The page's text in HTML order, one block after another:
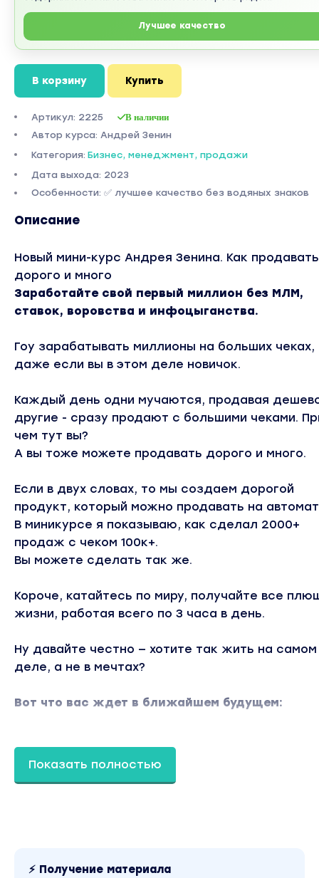
Лучшее качество
В корзину Купить
Артикул: 2225 В наличии
Автор курса: Андрей Зенин
Категория: Бизнес, менеджмент, продажи
Дата выхода: 2023
Особенности: ✅ лучшее качество без водяных знаков
Описание
Новый мини-курс Андрея Зенина. Как продавать
дорого и много
Заработайте свой первый миллион без МЛМ,
ставок, воровства и инфоцыганства.
Гоу зарабатывать миллионы на больших чеках,
даже если вы в этом деле новичок.
Каждый день одни мучаются, продавая
другие - сразу продают с большими чеками.
чем тут вы?
А вы тоже можете продавать дорого и много.
Если в двух словах, то мы создаем дорогой
продукт, который можно продавать на
В миникурсе я показываю, как сделал 2000+
продаж с чеком 100к+.
Вы можете сделать так же.
Короче, катайтесь по миру, получайте все
жизни, работая всего по 3 часа в день.
Ну давайте честно — хотите так жить на самом
деле, а не в мечтах?
Вот что вас ждет в ближайшем будущем:
курсе вы получите всю схему от создания до
Показать полностью
⚡ Получение материала